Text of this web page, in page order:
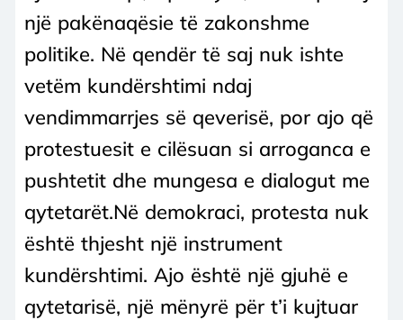
një pakënaqësie të zakonshme
politike. Në qendër të saj nuk ishte
vetëm kundërshtimi ndaj
vendimmarrjes së qeverisë, por ajo që
protestuesit e cilësuan si arroganca e
pushtetit dhe mungesa e dialogut me
qytetarët.Në demokraci, protesta nuk
është thjesht një instrument
kundërshtimi. Ajo është një gjuhë e
qytetarisë, një mënyrë për t’i kujtuar